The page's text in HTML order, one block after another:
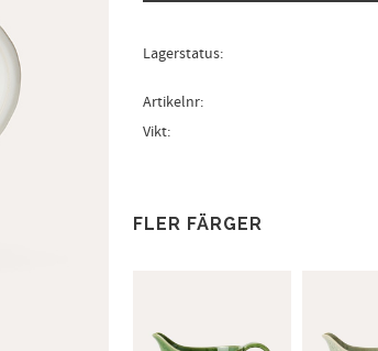
Lagerstatus
Artikelnr
Vikt
FLER FÄRGER